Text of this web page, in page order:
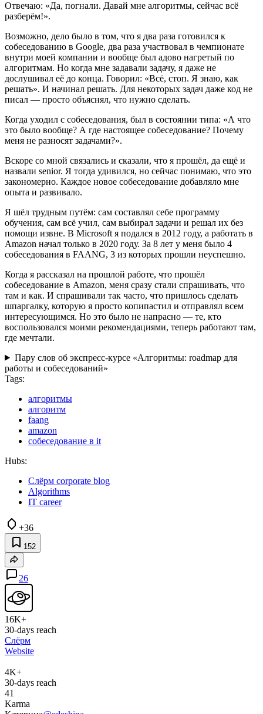
Отвечаю: «Да, погнали. Давай мне алгоритмы, сейчас всё
разберём!».
Возможно, дело было в том, что я два раза готовился к
собеседованию в Google, два раза участвовал в чемпионате
внутри моей компании и вообще был адово нагретый по
алгоритмам. Но когда мне задавали задачу, я даже не
дослушивал её до конца. Говорил: «Всё, стоп. Я знаю, как
решать». И начинал решать. Для некоторых задач даже код не
писал — просто объяснял, что нужно сделать.
Когда уходил с собеседования, был в состоянии типа: «А что
это было вообще? А где настоящее собеседование? Почему
меня не разносят задачами?».
Вскоре со мной связались и сказали, что я прошёл, да ещё и
назвали senior. Я тогда удивился, но сейчас понимаю, что это
закономерно. Каждое новое собеседование добавляло мне
опыта и развивало.
Я шёл трудным путём: сам составлял себе программу
обучения, сам всё учил, сам выбирал задачи и решал их без
помощи извне. В Microsoft я подался в 2012 году, а работать в
Amazon начал только в 2020 году. За 8 лет у меня было 4
собеседования в FAANG, 3 из которых прошли неуспешно.
Когда я рассказал на прошлой работе, что прошёл
собеседование в Amazon, меня сразу стали спрашивать, что
там и как. И спрашивали так часто, что пришлось сделать
шпаргалку, которую я просто копипастил и отправлял всем
интересующимся. Но это было не напрасно — те, кто
воспользовался моими рекомендациями, теперь работают там,
где мечтали.
Пару слов об экспресс-курсе «Алгоритмы: roadmap для
работы и собеседований»
Tags:
алгоритмы
алгоритм
faang
amazon
собеседование в it
Hubs:
Слёрм corporate blog
Algorithms
IT career
+36
152
26
16K+
30-days reach
Слёрм
Website
4K+
30-days reach
41
Karma